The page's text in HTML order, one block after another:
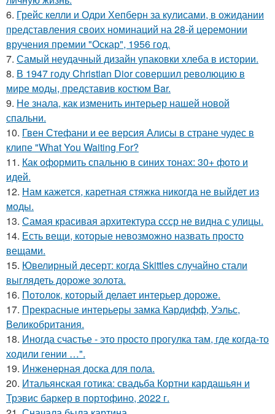
6. Грейс келли и Одри Хепберн за кулисами, в ожидании
представления своих номинаций на 28-й церемонии
вручения премии "Оскар", 1956 год.
7. Самый неудачный дизайн упаковки хлеба в истории.
8. В 1947 году Christian Dior совершил революцию в
мире моды, представив костюм Bar.
9. Не знала, как изменить интерьер нашей новой
спальни.
10. Гвен Стефани и ее версия Алисы в стране чудес в
клипе "What You Waiting For?
11. Как оформить спальню в синих тонах: 30+ фото и
идей.
12. Нам кажется, каретная стяжка никогда не выйдет из
моды.
13. Самая красивая архитектура ссср не видна с улицы.
14. Есть вещи, которые невозможно назвать просто
вещами.
15. Ювелирный десерт: когда Skittles случайно стали
выглядеть дороже золота.
16. Потолок, который делает интерьер дороже.
17. Прекрасные интерьеры замка Кардифф, Уэльс,
Великобритания.
18. Иногда счастье - это просто прогулка там, где когда-то
ходили гении …".
19. Инжeнepная доска для пола.
20. Итальянская готика: свадьба Кортни кардашьян и
Трэвис баркер в портофино, 2022 г.